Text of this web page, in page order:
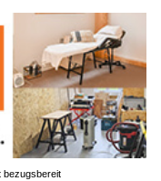
bezugsbereit